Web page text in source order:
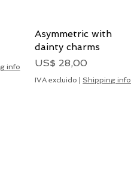
info
Vista rápida
Asymmetric with
dainty charms
Precio
US$ 28,00
IVA excluido | Shipping info